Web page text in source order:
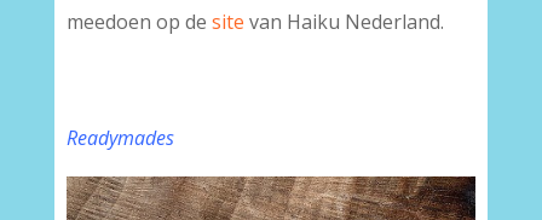
meedoen op de site van Haiku Nederland.
Readymades